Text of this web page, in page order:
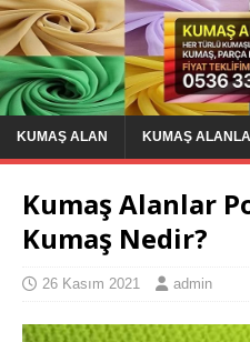
KUMAŞ ALAN KUMAŞ
Kumaş Alanlar
Kumaş Nedir?
26 Kasım 2021 admin